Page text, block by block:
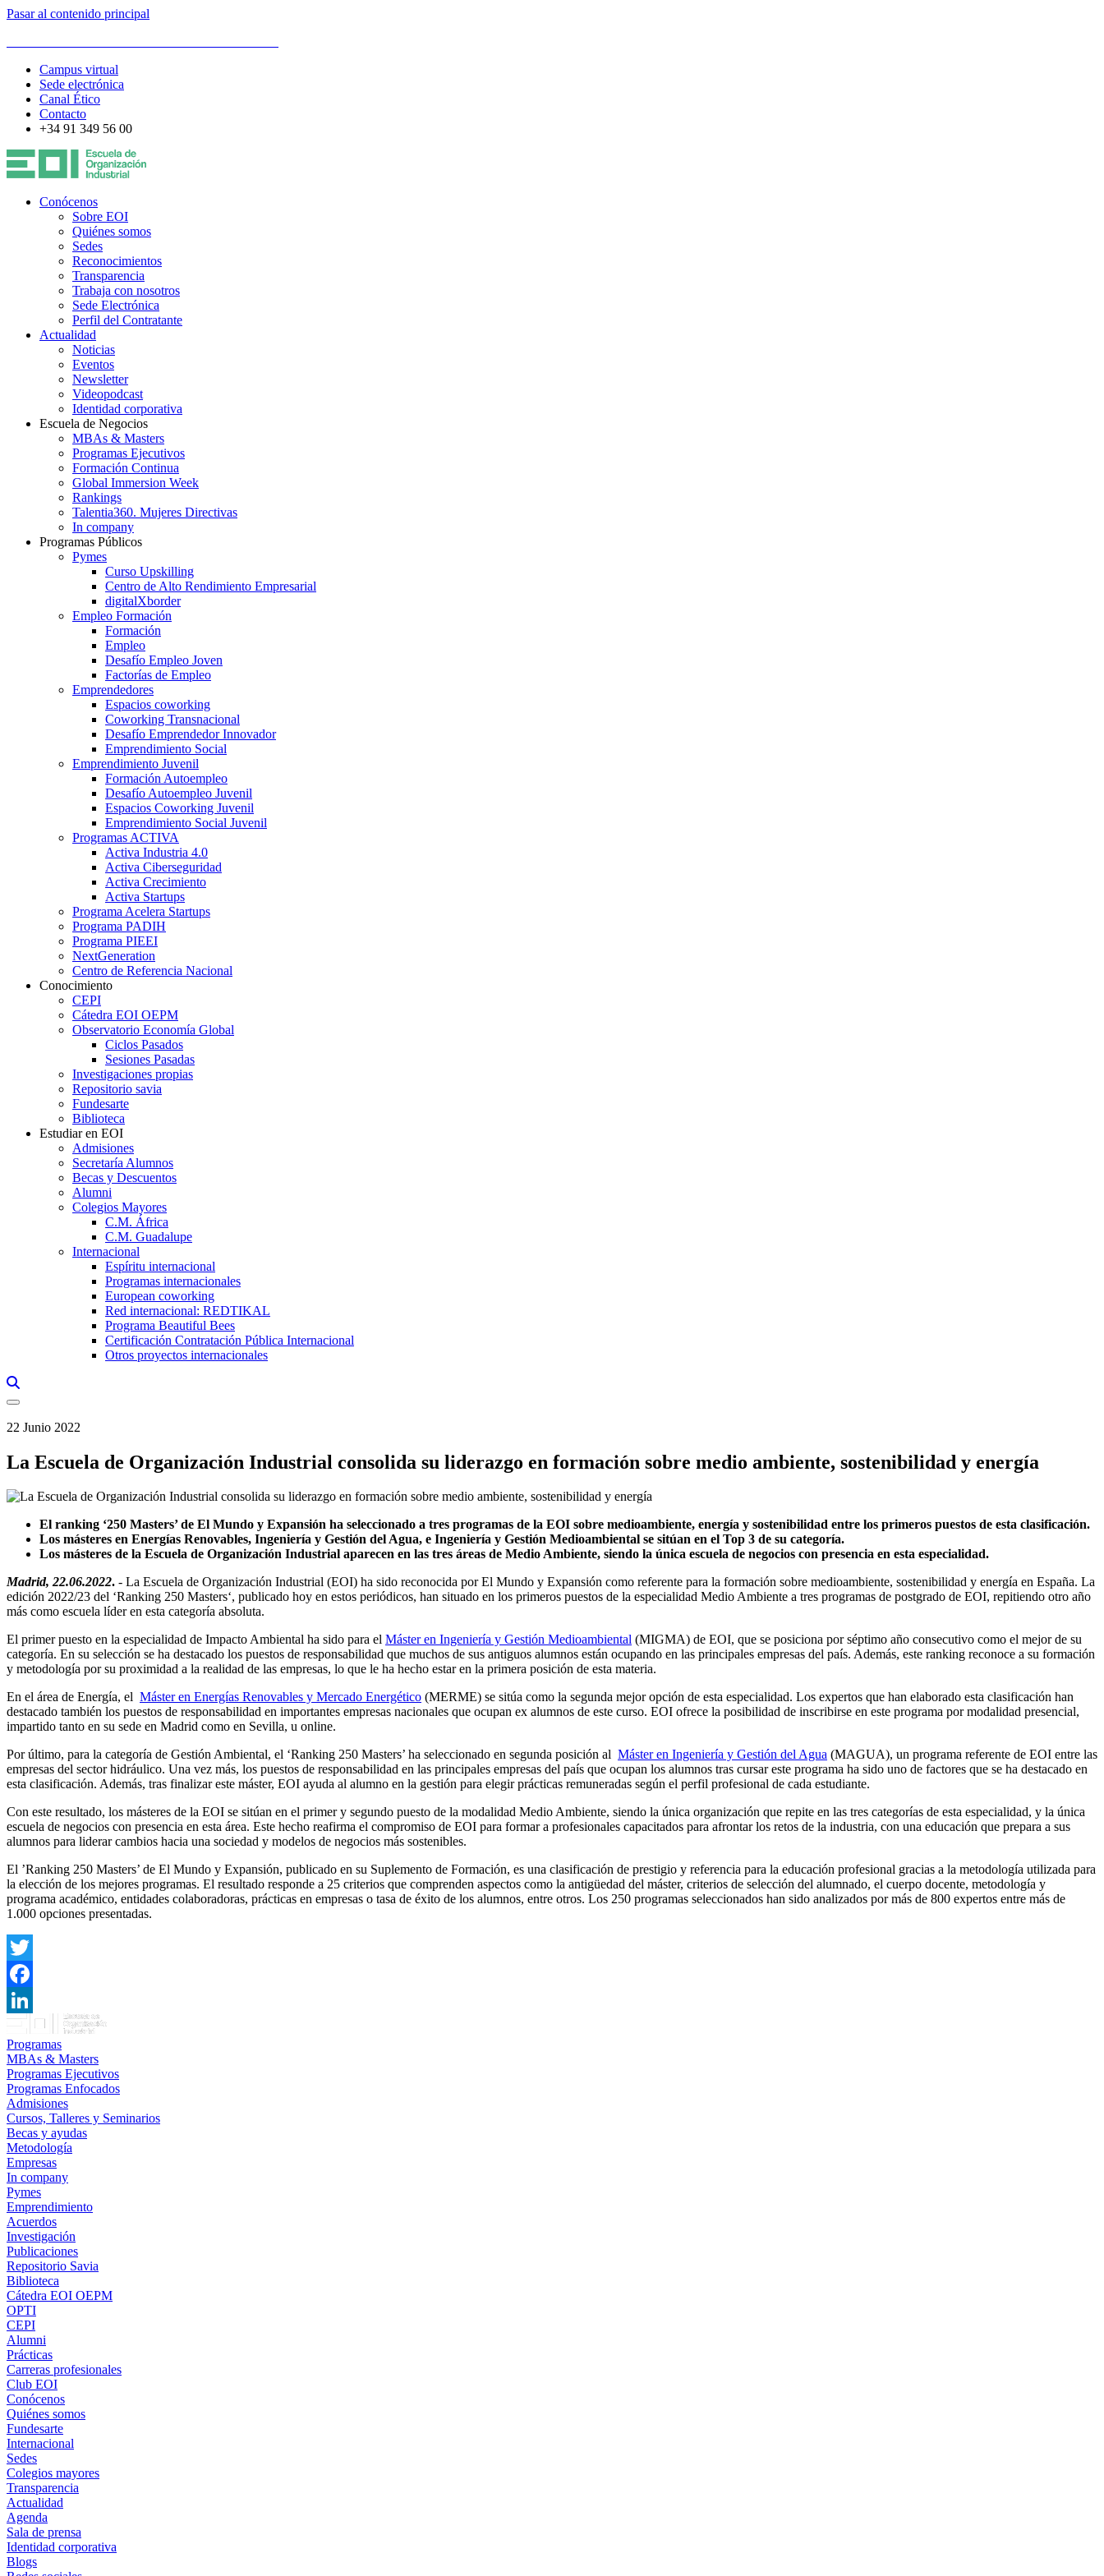
Pasar al contenido principal
Campus virtual
Sede electrónica
Canal Ético
Contacto
+34 91 349 56 00
Conócenos
Sobre EOI
Quiénes somos
Sedes
Reconocimientos
Transparencia
Trabaja con nosotros
Sede Electrónica
Perfil del Contratante
Actualidad
Noticias
Eventos
Newsletter
Videopodcast
Identidad corporativa
Escuela de Negocios
MBAs & Masters
Programas Ejecutivos
Formación Continua
Global Immersion Week
Rankings
Talentia360. Mujeres Directivas
In company
Programas Públicos
Pymes
Curso Upskilling
Centro de Alto Rendimiento Empresarial
digitalXborder
Empleo Formación
Formación
Empleo
Desafío Empleo Joven
Factorías de Empleo
Emprendedores
Espacios coworking
Coworking Transnacional
Desafío Emprendedor Innovador
Emprendimiento Social
Emprendimiento Juvenil
Formación Autoempleo
Desafío Autoempleo Juvenil
Espacios Coworking Juvenil
Emprendimiento Social Juvenil
Programas ACTIVA
Activa Industria 4.0
Activa Ciberseguridad
Activa Crecimiento
Activa Startups
Programa Acelera Startups
Programa PADIH
Programa PIEEI
NextGeneration
Centro de Referencia Nacional
Conocimiento
CEPI
Cátedra EOI OEPM
Observatorio Economía Global
Ciclos Pasados
Sesiones Pasadas
Investigaciones propias
Repositorio savia
Fundesarte
Biblioteca
Estudiar en EOI
Admisiones
Secretaría Alumnos
Becas y Descuentos
Alumni
Colegios Mayores
C.M. África
C.M. Guadalupe
Internacional
Espíritu internacional
Programas internacionales
European coworking
Red internacional: REDTIKAL
Programa Beautiful Bees
Certificación Contratación Pública Internacional
Otros proyectos internacionales
22 Junio 2022
La Escuela de Organización Industrial consolida su liderazgo en formación sobre medio ambiente, sostenibilidad y energía
El ranking ‘250 Masters’ de El Mundo y Expansión ha seleccionado a tres programas de la EOI sobre medioambiente, energía y sostenibilidad entre los primeros puestos de esta clasificación.
Los másteres en Energías Renovables, Ingeniería y Gestión del Agua, e Ingeniería y Gestión Medioambiental se sitúan en el Top 3 de su categoría.
Los másteres de la Escuela de Organización Industrial aparecen en las tres áreas de Medio Ambiente, siendo la única escuela de negocios con presencia en esta especialidad.
Madrid, 22.06.2022. - La Escuela de Organización Industrial (EOI) ha sido reconocida por El Mundo y Expansión como referente para la formación sobre medioambiente, sostenibilidad y energía en España. La
edición 2022/23 del ‘Ranking 250 Masters‘, publicado hoy en estos periódicos, han situado en los primeros puestos de la especialidad Medio Ambiente a tres programas de postgrado de EOI, repitiendo otro año
más como escuela líder en esta categoría absoluta.
El primer puesto en la especialidad de Impacto Ambiental ha sido para el Máster en Ingeniería y Gestión Medioambiental (MIGMA) de EOI, que se posiciona por séptimo año consecutivo como el mejor de su
categoría. En su selección se ha destacado los puestos de responsabilidad que muchos de sus antiguos alumnos están ocupando en las principales empresas del país. Además, este ranking reconoce a su formación
y metodología por su proximidad a la realidad de las empresas, lo que le ha hecho estar en la primera posición de esta materia.
En el área de Energía, el Máster en Energías Renovables y Mercado Energético (MERME) se sitúa como la segunda mejor opción de esta especialidad. Los expertos que han elaborado esta clasificación han
destacado también los puestos de responsabilidad en importantes empresas nacionales que ocupan ex alumnos de este curso. EOI ofrece la posibilidad de inscribirse en este programa por modalidad presencial,
impartido tanto en su sede en Madrid como en Sevilla, u online.
Por último, para la categoría de Gestión Ambiental, el ‘Ranking 250 Masters’ ha seleccionado en segunda posición al Máster en Ingeniería y Gestión del Agua (MAGUA), un programa referente de EOI entre las
empresas del sector hidráulico. Una vez más, los puestos de responsabilidad en las principales empresas del país que ocupan los alumnos tras cursar este programa ha sido uno de factores que se ha destacado en
esta clasificación. Además, tras finalizar este máster, EOI ayuda al alumno en la gestión para elegir prácticas remuneradas según el perfil profesional de cada estudiante.
Con este resultado, los másteres de la EOI se sitúan en el primer y segundo puesto de la modalidad Medio Ambiente, siendo la única organización que repite en las tres categorías de esta especialidad, y la única
escuela de negocios con presencia en esta área. Este hecho reafirma el compromiso de EOI para formar a profesionales capacitados para afrontar los retos de la industria, con una educación que prepara a sus
alumnos para liderar cambios hacia una sociedad y modelos de negocios más sostenibles.
El ’Ranking 250 Masters’ de El Mundo y Expansión, publicado en su Suplemento de Formación, es una clasificación de prestigio y referencia para la educación profesional gracias a la metodología utilizada para
la elección de los mejores programas. El resultado responde a 25 criterios que comprenden aspectos como la antigüedad del máster, criterios de selección del alumnado, el cuerpo docente, metodología y
programa académico, entidades colaboradoras, prácticas en empresas o tasa de éxito de los alumnos, entre otros. Los 250 programas seleccionados han sido analizados por más de 800 expertos entre más de
1.000 opciones presentadas.
Twitter
Facebook
LinkedIn
Programas
MBAs & Masters
Programas Ejecutivos
Programas Enfocados
Admisiones
Cursos, Talleres y Seminarios
Becas y ayudas
Metodología
Empresas
In company
Pymes
Emprendimiento
Acuerdos
Investigación
Publicaciones
Repositorio Savia
Biblioteca
Cátedra EOI OEPM
OPTI
CEPI
Alumni
Prácticas
Carreras profesionales
Club EOI
Conócenos
Quiénes somos
Fundesarte
Internacional
Sedes
Colegios mayores
Transparencia
Actualidad
Agenda
Sala de prensa
Identidad corporativa
Blogs